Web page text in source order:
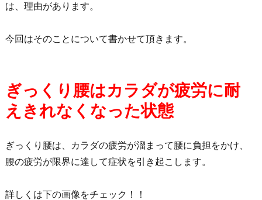
は、理由があります。
今回はそのことについて書かせて頂きます。
ぎっくり腰はカラダが疲労に耐
えきれなくなった状態
ぎっくり腰は、カラダの疲労が溜まって腰に負担をかけ、
腰の疲労が限界に達して症状を引き起こします。
詳しくは下の画像をチェック！！